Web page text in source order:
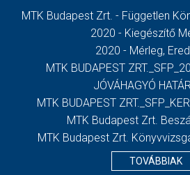
MTK Budapest Zrt. - Független
2020 - Kiegészítő
2020 - Mérleg,
MTK BUDAPEST
JÓVÁHAGYÓ
MTK BUDAPEST
MTK Budapest Zrt.
MTK Budapest Zrt.
TOVÁBBIAK